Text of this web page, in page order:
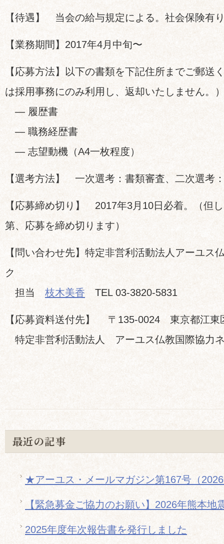
【待遇】 当会の給与規定による。社会保険有
【業務期間】2017年4月中旬〜
【応募方法】以下の書類を下記住所までご郵送
は採用事務にのみ利用し、返却いたしません
— 履歴書
— 職務経歴書
— 志望動機（A4一枚程度）
【選考方法】 一次選考：書類審査、二次選考
【応募締め切り】 2017年3月10日必着。（但
第、応募を締め切ります）
【問い合わせ先】特定非営利活動法人アーユス
ク
担当 枝木美香 TEL 03-3820-5831
【応募資料送付先】 〒135-0024 東京都江
特定非営利活動法人 アーユス仏教国際協力
最近の記事
★アーユス・メールマガジン第167号（
【緊急募金ご協力のお願い】2026年熊本地
2025年度年次報告書を発行しました